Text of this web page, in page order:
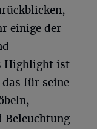
einige der
Highlight ist
für seine
Beleuchtung